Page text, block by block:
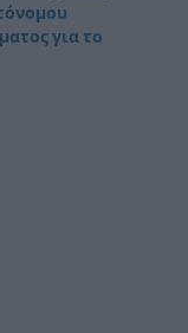
για το